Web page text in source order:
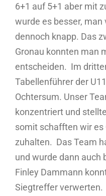
6+1 auf 5+1 aber mit
wurde es besser, man
dennoch knapp. Das
Gronau konnten man
entscheiden. Im
Tabellenführer der
Ochtersum. Unser
konzentriert und
somit schafften wir es
zuhalten. Das Team
und wurde dann auch
Finley Dammann
Siegtreffer